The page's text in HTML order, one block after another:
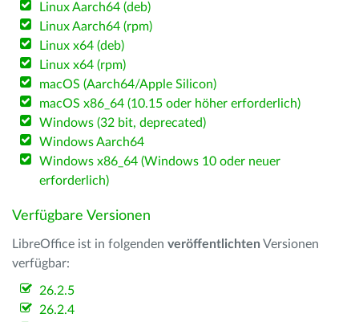
Linux Aarch64 (deb)
Linux Aarch64 (rpm)
Linux x64 (deb)
Linux x64 (rpm)
macOS (Aarch64/Apple Silicon)
macOS x86_64 (10.15 oder höher erforderlich)
Windows (32 bit, deprecated)
Windows Aarch64
Windows x86_64 (Windows 10 oder neuer
erforderlich)
Verfügbare Versionen
LibreOffice ist in folgenden veröffentlichten Versionen
verfügbar:
26.2.5
26.2.4